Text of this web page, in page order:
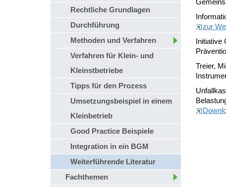
Rechtliche Grundlagen
Durchführung
Methoden und Verfahren
Verfahren für Klein- und
Kleinstbetriebe
Tipps für den Prozess
Umsetzungsbeispiel in einem
Kleinbetrieb
Good Practice Beispiele
Integration in ein BGM
Weiterführende Literatur
Fachthemen
zur
Initiative
Treier,